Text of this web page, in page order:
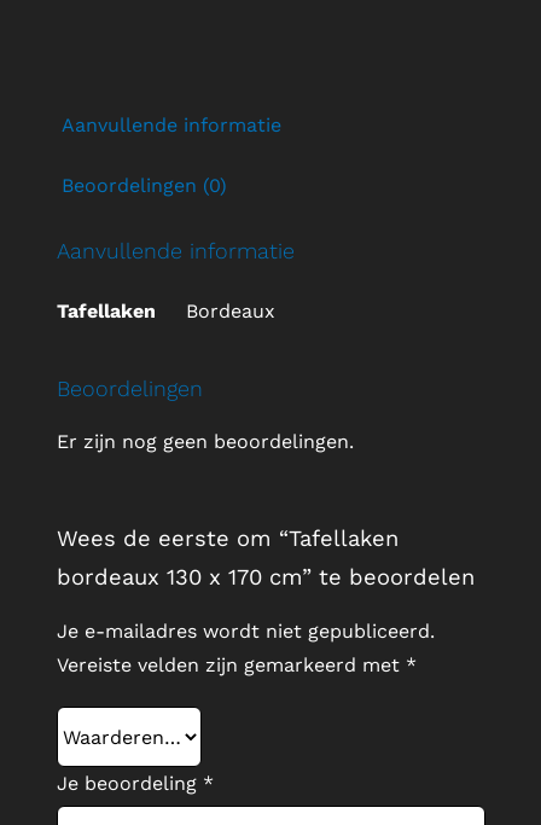
Aanvullende informatie
Beoordelingen (0)
Aanvullende informatie
Tafellaken Bordeaux
Beoordelingen
Er zijn nog geen beoordelingen.
Wees de eerste om “Tafellaken
bordeaux 130 x 170 cm” te beoordelen
Je e-mailadres wordt niet gepubliceerd.
Vereiste velden zijn gemarkeerd met *
Je beoordeling *